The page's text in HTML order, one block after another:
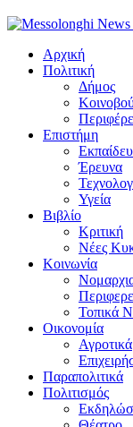
Αρχική
Πολιτική
Δήμος
Επιστήμη
Έρευνα
Υγεία
Βιβλίο
Κριτική
Νέες
Κοινωνία
Τοπικά
Οικονομία
Αγροτικά
Παραπολιτικά
Πολιτισμός